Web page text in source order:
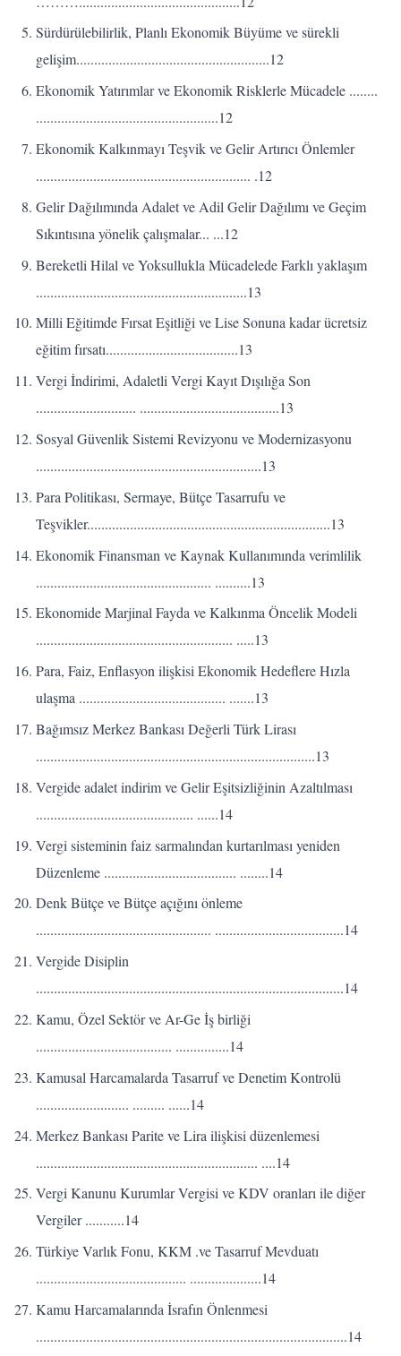
Sürdürülebilirlik, Planlı Ekonomik Büyüme ve sürekli
gelişim......................................................12
Ekonomik Yatırımlar ve Ekonomik Risklerle Mücadele ........
...................................................12
Ekonomik Kalkınmayı Teşvik ve Gelir Artırıcı Önlemler
............................................................ .12
Gelir Dağılımında Adalet ve Adil Gelir Dağılımı ve Geçim
Sıkıntısına yönelik çalışmalar... ...12
Bereketli Hilal ve Yoksullukla Mücadelede Farklı yaklaşım
...........................................................13
Milli Eğitimde Fırsat Eşitliği ve Lise Sonuna kadar ücretsiz
eğitim fırsatı.....................................13
Vergi İndirimi, Adaletli Vergi Kayıt Dışılığa Son
............................ .......................................13
Sosyal Güvenlik Sistemi Revizyonu ve Modernizasyonu
...............................................................13
Para Politikası, Sermaye, Bütçe Tasarrufu ve
Teşvikler....................................................................13
Ekonomik Finansman ve Kaynak Kullanımında verimlilik
................................................. ..........13
Ekonomide Marjinal Fayda ve Kalkınma Öncelik Modeli
....................................................... .....13
Para, Faiz, Enflasyon ilişkisi Ekonomik Hedeflere Hızla
ulaşma ......................................... .......13
Bağımsız Merkez Bankası Değerli Türk Lirası
..............................................................................13
Vergide adalet indirim ve Gelir Eşitsizliğinin Azaltılması
............................................ ......14
Vergi sisteminin faiz sarmalından kurtarılması yeniden
Düzenleme ..................................... ........14
Denk Bütçe ve Bütçe açığını önleme
................................................. ....................................14
Vergide Disiplin
......................................................................................14
Kamu, Özel Sektör ve Ar-Ge İş birliği
...................................... ...............14
Kamusal Harcamalarda Tasarruf ve Denetim Kontrolü
.......................... ......... ......14
Merkez Bankası Parite ve Lira ilişkisi düzenlemesi
.............................................................. ....14
Vergi Kanunu Kurumlar Vergisi ve KDV oranları ile diğer
Vergiler ...........14
Türkiye Varlık Fonu, KKM .ve Tasarruf Mevduatı
.......................................... ....................14
Kamu Harcamalarında İsrafın Önlenmesi
.......................................................................................14